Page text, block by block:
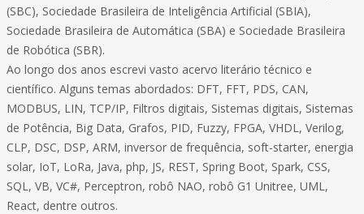
(SBC), Sociedade Brasileira de Inteligência Artificial (SBIA),
Sociedade Brasileira de Automática (SBA) e Sociedade Brasileira
de Robótica (SBR).
Ao longo dos anos escrevi vasto acervo literário técnico e
científico. Alguns temas abordados: DFT, FFT, PDS, CAN,
MODBUS, LIN, TCP/IP, Filtros digitais, Sistemas digitais, Sistemas
de Potência, Big Data, Grafos, PID, Fuzzy, FPGA, VHDL, Verilog,
CLP, DSC, DSP, ARM, inversor de frequência, soft-starter, energia
solar, IoT, LoRa, Java, php, JS, REST, Spring Boot, Spark, CSS,
SQL, VB, VC#, Perceptron, robô NAO, robô G1 Unitree, UML,
React, dentre outros.